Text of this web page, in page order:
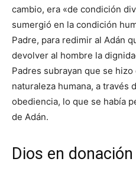
cambio, era «de condición
sumergió en la condición
Padre, para redimir al Adán
devolver al hombre la
Padres subrayan que se
naturaleza humana, a través
obediencia, lo que se había
de Adán.
Dios en donación